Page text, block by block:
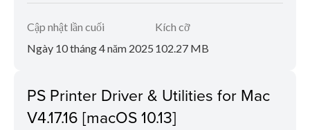
Cập nhật lần cuối
Ngày 10 tháng 4 năm 2025
Kích cỡ
102.27 MB
PS Printer Driver & Utilities for Mac
V4.17.16 [macOS 10.13]